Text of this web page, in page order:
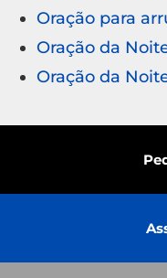
Oração para
Oração da
Oração da